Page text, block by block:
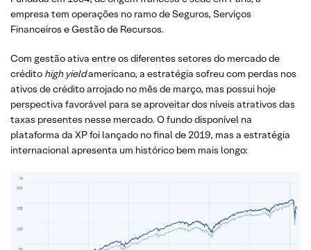
empresa tem operações no ramo de Seguros, Serviços
Financeiros e Gestão de Recursos.
Com gestão ativa entre os diferentes setores do mercado de
crédito high yieldamericano, a estratégia sofreu com perdas nos
ativos de crédito arrojado no mês de março, mas possui hoje
perspectiva favorável para se aproveitar dos níveis atrativos das
taxas presentes nesse mercado. O fundo disponível na
plataforma da XP foi lançado no final de 2019, mas a estratégia
internacional apresenta um histórico bem mais longo: